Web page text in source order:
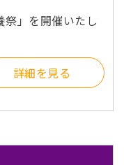
」を開催いたし
詳細を見る